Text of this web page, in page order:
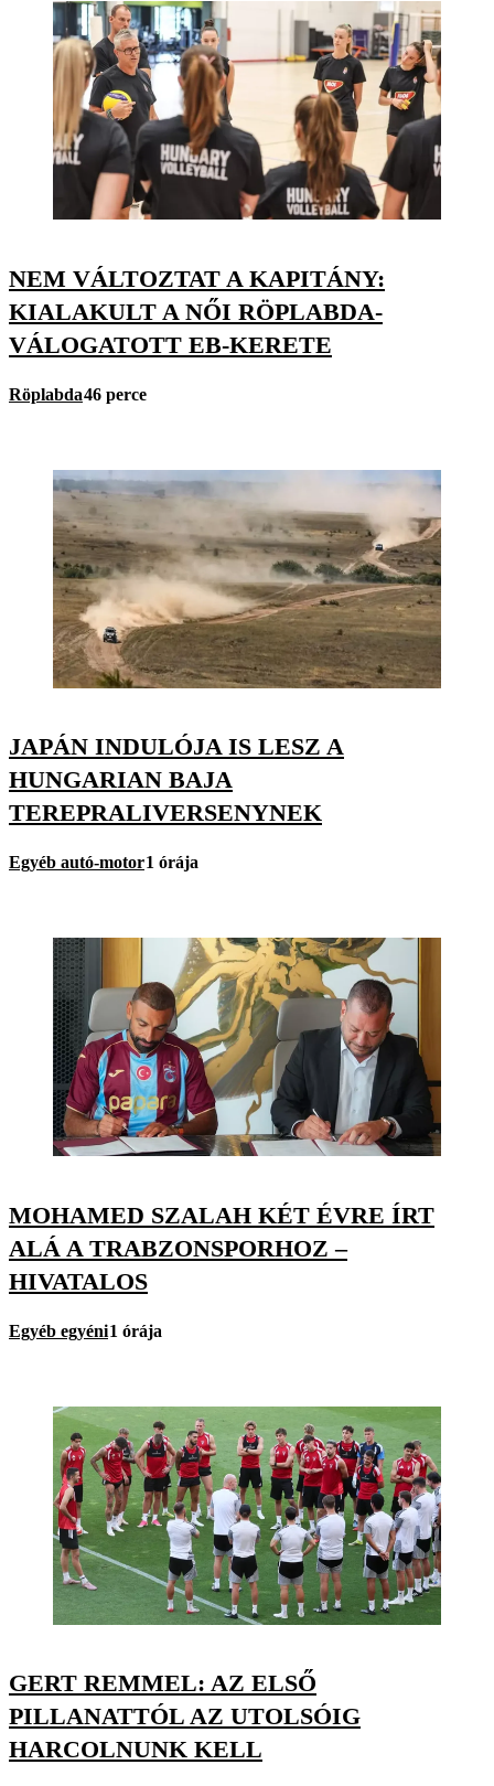
NEM VÁLTOZTAT A KAPITÁNY:
KIALAKULT A NŐI RÖPLABDA-
VÁLOGATOTT EB-KERETE
Röplabda46 perce
JAPÁN INDULÓJA IS LESZ A
HUNGARIAN BAJA
TEREPRALIVERSENYNEK
Egyéb autó-motor1 órája
MOHAMED SZALAH KÉT ÉVRE ÍRT
ALÁ A TRABZONSPORHOZ –
HIVATALOS
Egyéb egyéni1 órája
GERT REMMEL: AZ ELSŐ
PILLANATTÓL AZ UTOLSÓIG
HARCOLNUNK KELL